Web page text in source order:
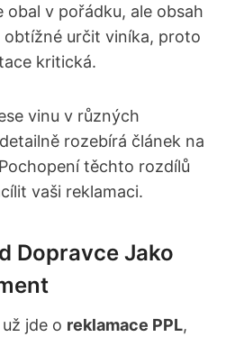
obal v pořádku, ale obsah
obtížné určit viníka, proto
kritická.
vinu v různých
rozebírá článek na
těchto rozdílů
vaši reklamaci.
Dopravce Jako
jde o reklamace PPL,